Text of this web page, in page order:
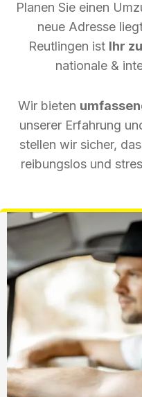
Planen Sie einen
neue Adresse
Reutlingen ist Ihr
nationale &
Wir bieten
unserer Erfahrung
stellen wir sicher,
reibungslos und